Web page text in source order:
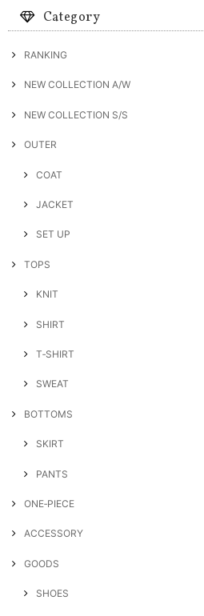
Category
RANKING
NEW COLLECTION A/W
NEW COLLECTION S/S
OUTER
COAT
JACKET
SET UP
TOPS
KNIT
SHIRT
T‐SHIRT
SWEAT
BOTTOMS
SKIRT
PANTS
ONE‐PIECE
ACCESSORY
GOODS
SHOES